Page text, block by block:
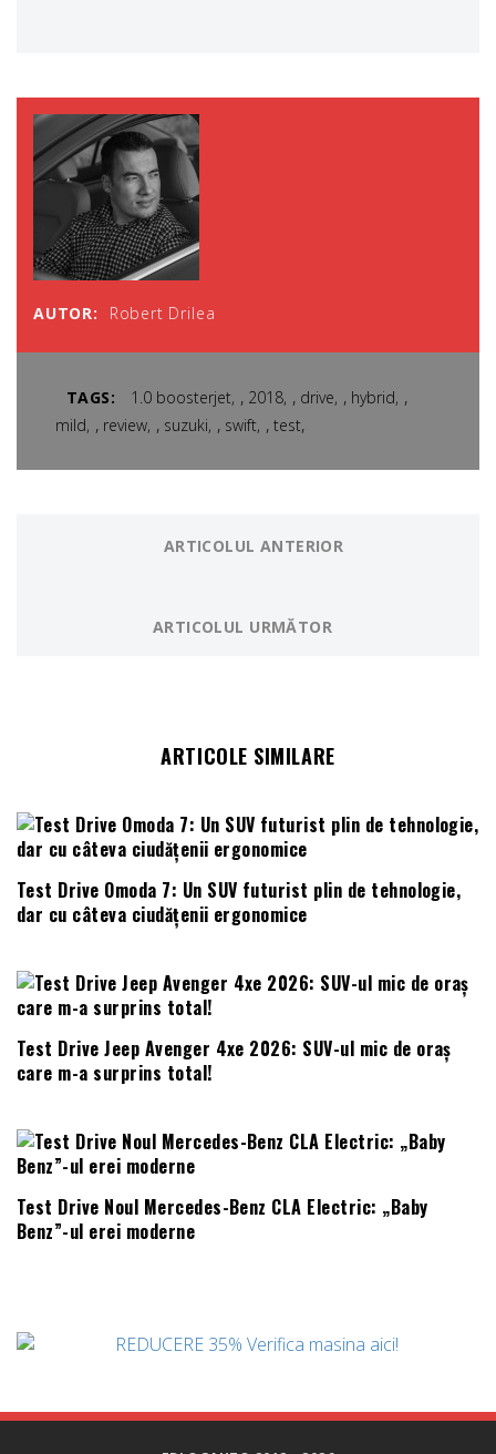
AUTOR: Robert Drilea
TAGS: 1.0 boosterjet , 2018 , drive , hybrid ,
mild , review , suzuki , swift , test,
ARTICOLUL ANTERIOR
ARTICOLUL URMĂTOR
ARTICOLE SIMILARE
Test Drive Omoda 7: Un SUV futurist plin de tehnologie,
dar cu câteva ciudățenii ergonomice
Test Drive Jeep Avenger 4xe 2026: SUV-ul mic de oraș
care m-a surprins total!
Test Drive Noul Mercedes-Benz CLA Electric: „Baby
Benz”-ul erei moderne